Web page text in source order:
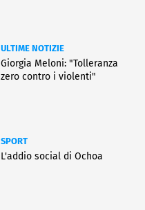
ULTIME NOTIZIE
Giorgia Meloni: "Tolleranza
zero contro i violenti"
SPORT
L'addio social di Ochoa